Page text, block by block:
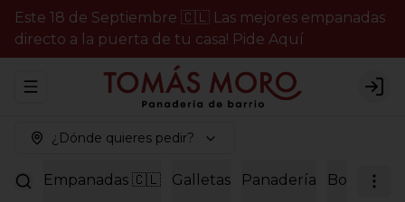
Este 18 de Septiembre 🇨🇱 Las mejores empanadas
directo a la puerta de tu casa! Pide Aquí
Abrir menu de navegación
¿Dónde quieres pedir?
Empanadas 🇨🇱 Galletas Panadería Bollería